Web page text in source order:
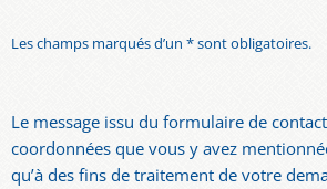
Les champs marqués d’un * sont obligatoires.
Le message issu du formulaire de
coordonnées que vous y avez
qu’à des fins de traitement de votre